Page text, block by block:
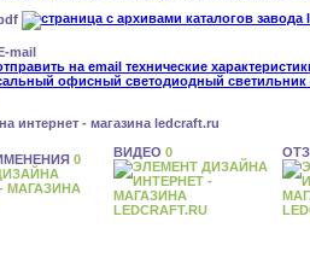
mail
0 ВИДЕО 0